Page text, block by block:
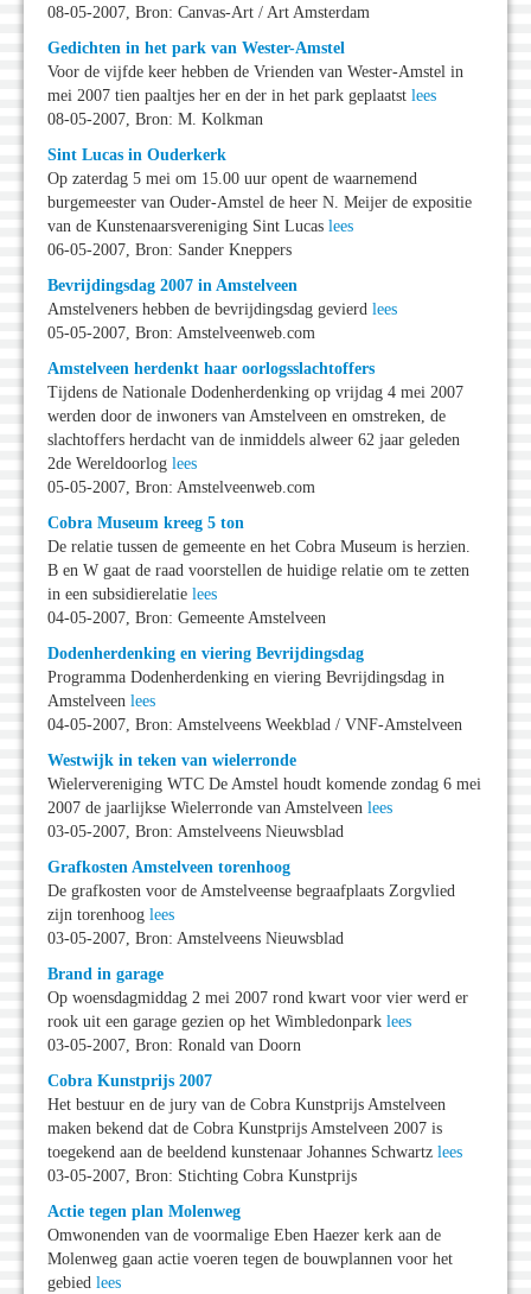
08-05-2007, Bron: Canvas-Art / Art Amsterdam
Gedichten in het park van Wester-Amstel
Voor de vijfde keer hebben de Vrienden van Wester-Amstel in
mei 2007 tien paaltjes her en der in het park geplaatst lees
08-05-2007, Bron: M. Kolkman
Sint Lucas in Ouderkerk
Op zaterdag 5 mei om 15.00 uur opent de waarnemend
burgemeester van Ouder-Amstel de heer N. Meijer de expositie
van de Kunstenaarsvereniging Sint Lucas lees
06-05-2007, Bron: Sander Kneppers
Bevrijdingsdag 2007 in Amstelveen
Amstelveners hebben de bevrijdingsdag gevierd lees
05-05-2007, Bron: Amstelveenweb.com
Amstelveen herdenkt haar oorlogsslachtoffers
Tijdens de Nationale Dodenherdenking op vrijdag 4 mei 2007
werden door de inwoners van Amstelveen en omstreken, de
slachtoffers herdacht van de inmiddels alweer 62 jaar geleden
2de Wereldoorlog lees
05-05-2007, Bron: Amstelveenweb.com
Cobra Museum kreeg 5 ton
De relatie tussen de gemeente en het Cobra Museum is herzien.
B en W gaat de raad voorstellen de huidige relatie om te zetten
in een subsidierelatie lees
04-05-2007, Bron: Gemeente Amstelveen
Dodenherdenking en viering Bevrijdingsdag
Programma Dodenherdenking en viering Bevrijdingsdag in
Amstelveen lees
04-05-2007, Bron: Amstelveens Weekblad / VNF-Amstelveen
Westwijk in teken van wielerronde
Wielervereniging WTC De Amstel houdt komende zondag 6 mei
2007 de jaarlijkse Wielerronde van Amstelveen lees
03-05-2007, Bron: Amstelveens Nieuwsblad
Grafkosten Amstelveen torenhoog
De grafkosten voor de Amstelveense begraafplaats Zorgvlied
zijn torenhoog lees
03-05-2007, Bron: Amstelveens Nieuwsblad
Brand in garage
Op woensdagmiddag 2 mei 2007 rond kwart voor vier werd er
rook uit een garage gezien op het Wimbledonpark lees
03-05-2007, Bron: Ronald van Doorn
Cobra Kunstprijs 2007
Het bestuur en de jury van de Cobra Kunstprijs Amstelveen
maken bekend dat de Cobra Kunstprijs Amstelveen 2007 is
toegekend aan de beeldend kunstenaar Johannes Schwartz lees
03-05-2007, Bron: Stichting Cobra Kunstprijs
Actie tegen plan Molenweg
Omwonenden van de voormalige Eben Haezer kerk aan de
Molenweg gaan actie voeren tegen de bouwplannen voor het
gebied lees